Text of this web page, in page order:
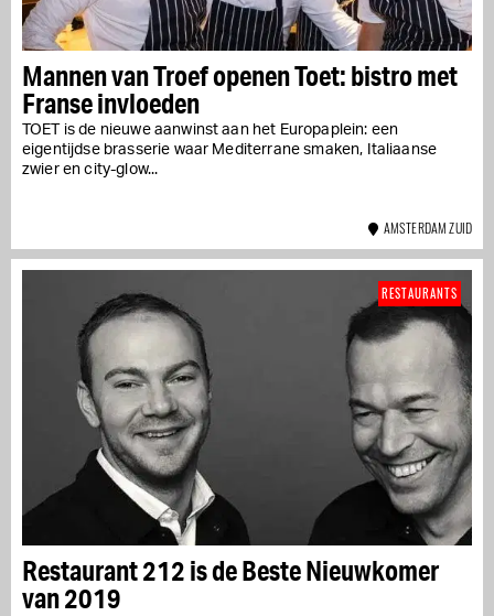
Mannen van Troef openen Toet: bistro met
Franse invloeden
TOET is de nieuwe aanwinst aan het Europaplein: een
eigentijdse brasserie waar Mediterrane smaken, Italiaanse
zwier en city-glow...
AMSTERDAM ZUID
Restaurant 212 is de Beste Nieuwkomer
van 2019
RESTAURANTS